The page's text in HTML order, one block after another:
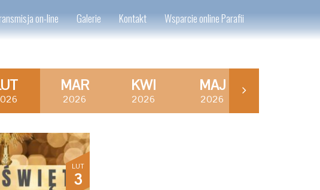
on-line Galerie Kontakt Wsparcie online Parafii
MAR
2026
KWI
2026
MAJ
2026
LUT
3